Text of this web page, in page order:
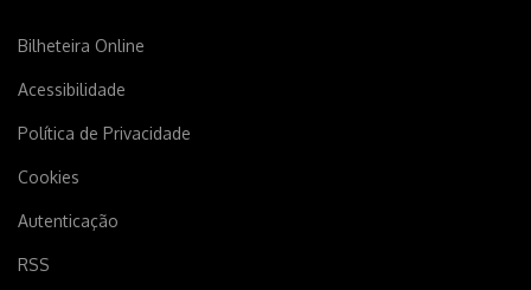
Bilheteira Online
Acessibilidade
Política de Privacidade
Cookies
Autenticação
RSS